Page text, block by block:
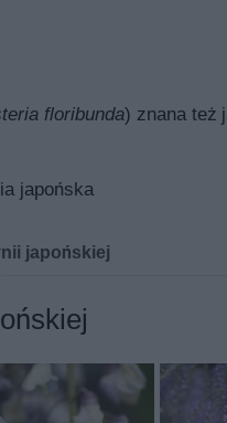
floribunda) znana też
japońska
japońskiej
(wisteria
piękne pnącze o
nazwy
Wisteria